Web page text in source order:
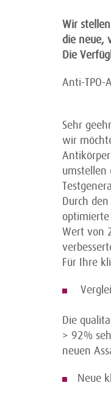
Wir
die neue,
Die
Anti-TPO-
Sehr
wir
umstellen
Durch
Wert von
Für Ihre
Die
> 92%
neuen
Neue